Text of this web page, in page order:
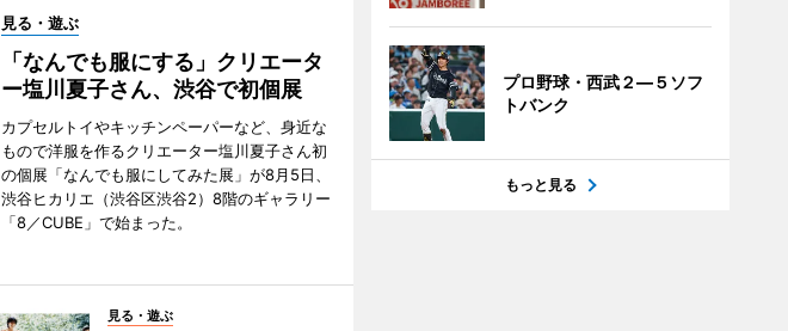
見る・遊ぶ
「なんでも服にする」クリエータ
ー塩川夏子さん、渋谷で初個展
カプセルトイやキッチンペーパーなど、身近な
もので洋服を作るクリエーター塩川夏子さん初
の個展「なんでも服にしてみた展」が8月5日、
渋谷ヒカリエ（渋谷区渋谷2）8階のギャラリー
「8／CUBE」で始まった。
見る・遊ぶ
プロ野球・西武２―５ソフ
トバンク
もっと見る